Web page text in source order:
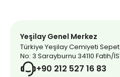
Yeşilay Dergi
Mavi Kırlangıç
İnternet Bağımlılığı Testi
Yeşilay Genel Merkez
Türkiye Yeşilay Cemiyeti
No: 3 Sarayburnu 34110 Fatih/
+90 212 527 16 83